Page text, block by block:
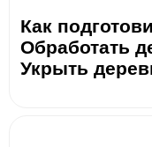
Как
Обработать
Укрыть